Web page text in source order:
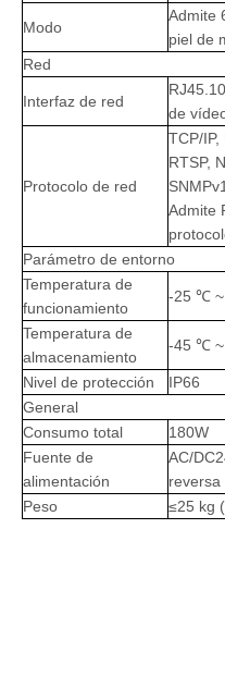
Modo
Admite
piel de
Red
Interfaz de red
de
Protocolo de red
TCP/IP,
RTSP,
Admite
Parámetro de entorno
Temperatura de
funcionamiento
-25 ℃
Temperatura de
almacenamiento
-45 ℃
Nivel de protección
IP66
General
Consumo total
180W
Fuente de
alimentación
AC/
reversa
Peso
≤25 kg